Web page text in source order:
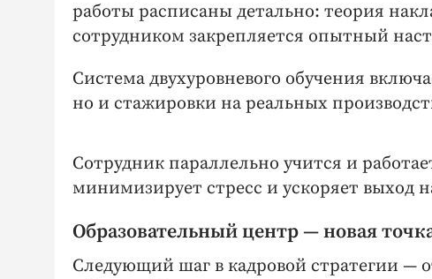
работы расписаны детально: теория
сотрудником закрепляется опытный
Система двухуровневого обучения
но и стажировки на реальных
Сотрудник параллельно учится и
минимизирует стресс и ускоряет выход
Образовательный центр — ​новая
Следующий шаг в кадровой стратегии —